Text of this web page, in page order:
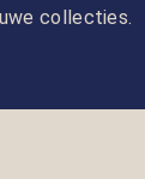
collecties.